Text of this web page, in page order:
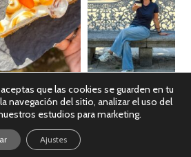
Ver en Instagram
aceptas que las cookies se guarden en tu
navegación del sitio, analizar el uso del
estudios para marketing.
Ajustes